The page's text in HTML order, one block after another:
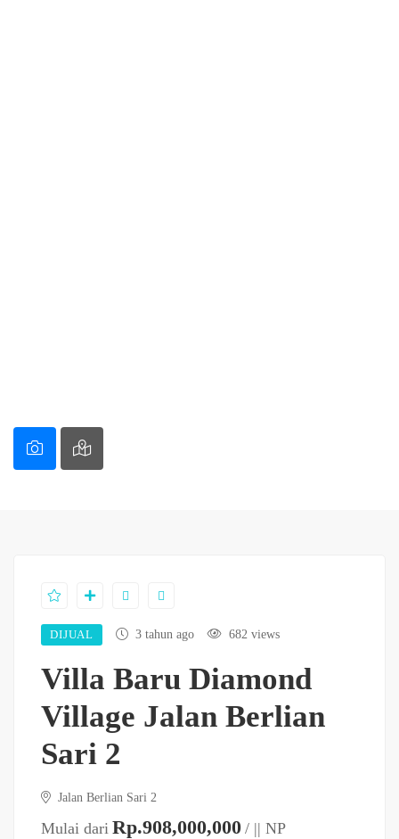
DIJUAL 3 tahun ago 682 views
Villa Baru Diamond
Village Jalan Berlian
Sari 2
Jalan Berlian Sari 2
Mulai dari Rp.908,000,000 / || NP